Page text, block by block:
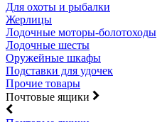
Для охоты и рыбалки
Жерлицы
Лодочные моторы-болотоходы
Лодочные шесты
Оружейные шкафы
Подставки для удочек
Прочие товары
Почтовые ящики